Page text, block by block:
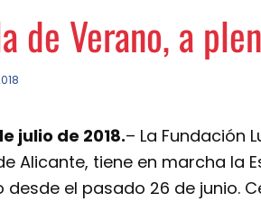
de Verano, a
julio de 2018.– La Fundación
Alicante, tiene en marcha la
el pasado 26 de junio.